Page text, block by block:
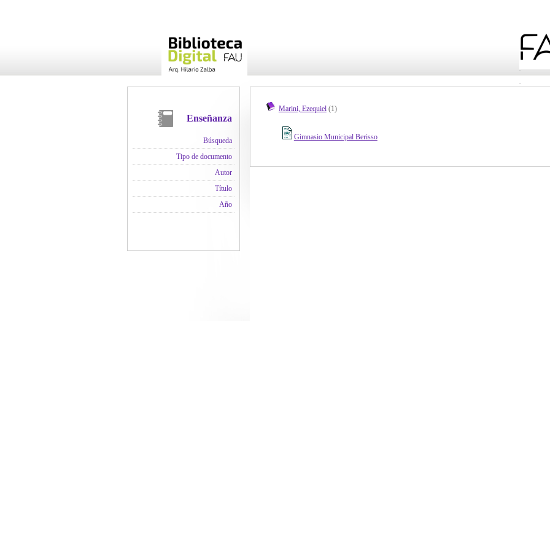
Enseñanza
Búsqueda
Tipo de documento
Autor
Título
Año
Marini, Ezequiel(1)
Gimnasio Municipal Berisso